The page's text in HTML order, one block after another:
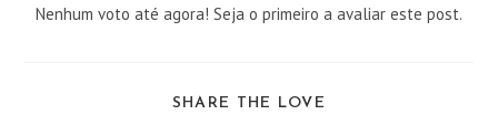
Nenhum voto até agora! Seja o primeiro a avaliar este post.
SHARE THE LOVE